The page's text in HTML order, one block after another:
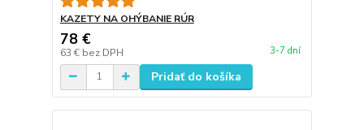
KAZETY NA OHÝBANIE RÚR
78 €
63 € bez DPH 3-7 dní
Pridať do košíka